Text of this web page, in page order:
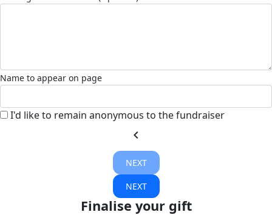
Name to appear on page
I'd like to remain anonymous to the fundraiser
chevron_left
NEXT
NEXT
Finalise your gift